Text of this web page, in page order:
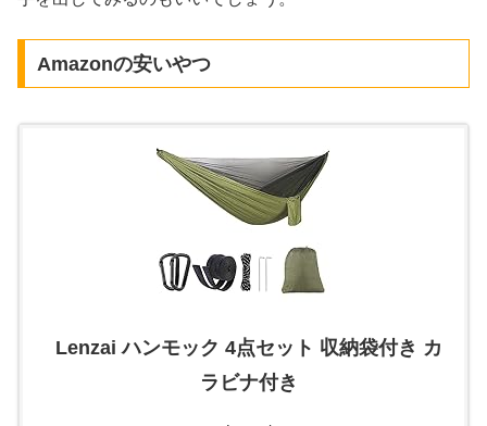
Amazonの安いやつ
Lenzai ハンモック 4点セット 収納袋付き カ
ラビナ付き